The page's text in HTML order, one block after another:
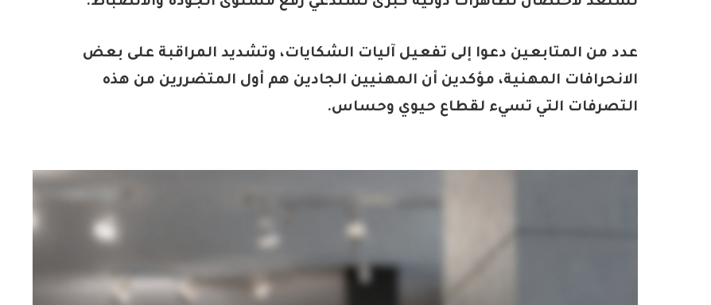
عدد من المتابعين دعوا إلى تفعيل آليات الشكايات، وتشديد المراقبة على بعض
الانحرافات المهنية، مؤكدين أن المهنيين الجادين هم أول المتضررين من هذه
التصرفات التي تسيء لقطاع حيوي وحساس.